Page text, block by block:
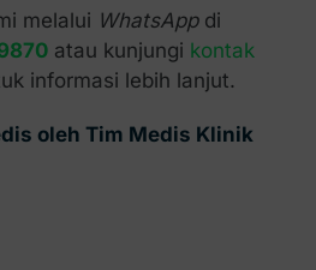
melalui WhatsAppdi
atau kunjungi kontak
informasi lebih lanjut.
oleh Tim Medis Klinik